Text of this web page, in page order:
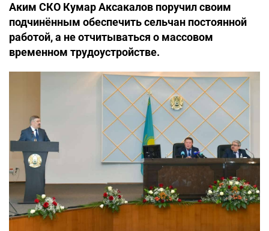
Аким СКО Кумар Аксакалов поручил своим
подчинённым обеспечить сельчан постоянной
работой, а не отчитываться о массовом
временном трудоустройстве.